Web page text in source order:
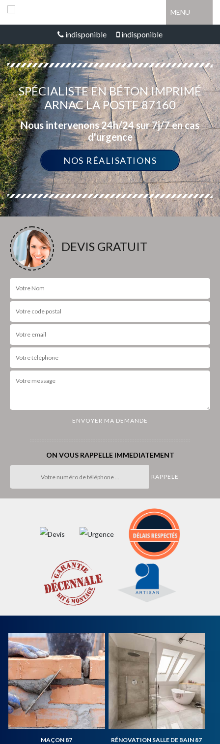
MENU
indisponible indisponible
SPÉCIALISTE EN BÉTON IMPRIMÉ
ARNAC LA POSTE 87160
Nous intervenons 24h/24 sur 7j/7 en cas
d'urgence
NOS RÉALISATIONS
DEVIS GRATUIT
ON VOUS RAPPELLE IMMEDIATEMENT
MAÇON 87 RÉNOVATION SALLE DE BAIN 87